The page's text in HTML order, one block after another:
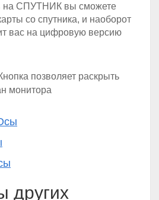
на СПУТНИК вы сможете
со спутника, и наоборот
вас на цифровую версию
позволяет раскрыть
монитора
других